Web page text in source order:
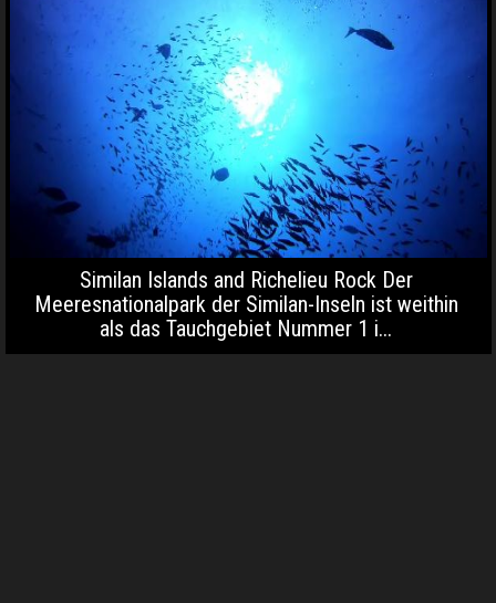
Similan Islands and Richelieu Rock Der
Meeresnationalpark der Similan-Inseln ist weithin
als das Tauchgebiet Nummer 1 i...